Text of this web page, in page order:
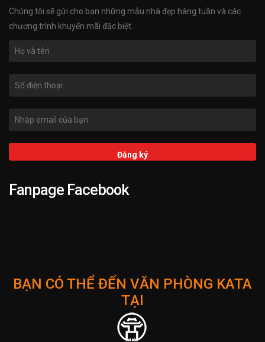
Chúng tôi sẽ gửi cho bạn những mẫu nhà đẹp hàng tuần và các
chương trình khuyến mãi đặc biệt.
Fanpage Facebook
BẠN CÓ THỂ ĐẾN VĂN PHÒNG KATA
TẠI